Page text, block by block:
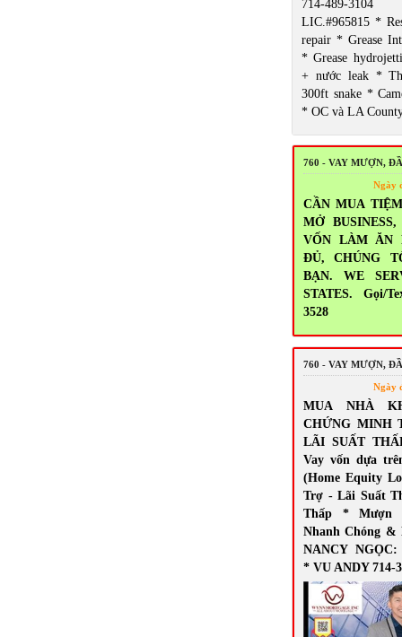
714-489-3104
LIC.#965815 *
repair * Grease
* Grease
+ nước leak *
300ft snake *
* OC và LA
760 - VAY MƯỢN,
Ngày
CẦN MUA
MỞ
VỐN LÀM ĂN
ĐỦ, CHÚNG
BẠN. WE
STATES. Gọi/
3528
760 - VAY MƯỢN,
Ngày
MUA NHÀ
CHỨNG MINH
LÃI SUẤT
Vay vốn dựa
(Home Equity
Trợ - Lãi Suất
Thấp * Mượn
Nhanh Chóng &
NANCY NGỌC:
* VU ANDY 714-